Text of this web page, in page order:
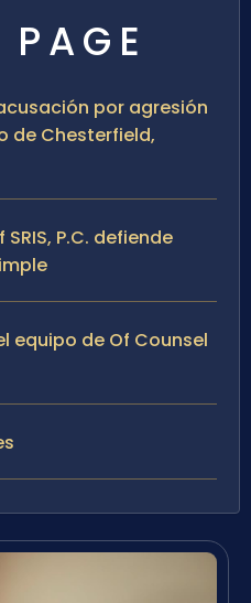
por agresión
de Chesterfield,
P.C. defiende
equipo de Of Counsel